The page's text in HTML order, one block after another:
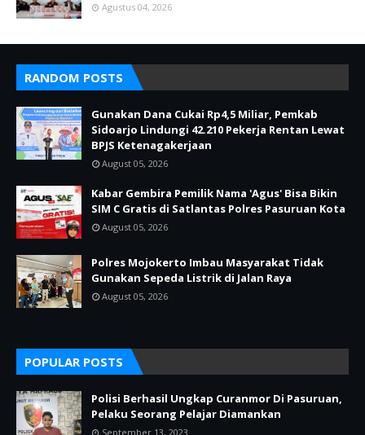
Agustus 04, 2026
RANDOM POSTS
Gunakan Dana Cukai Rp4,5 Miliar, Pemkab
Sidoarjo Lindungi 42.210 Pekerja Rentan Lewat
BPJS Ketenagakerjaan
August 05, 2026
Kabar Gembira Pemilik Nama 'Agus' Bisa Bikin
SIM C Gratis di Satlantas Polres Pasuruan Kota
August 05, 2026
Polres Mojokerto Imbau Masyarakat Tidak
Gunakan Sepeda Listrik di Jalan Raya
August 05, 2026
POPULAR POSTS
Polisi Berhasil Ungkap Curanmor Di Pasuruan,
Pelaku Seorang Pelajar Diamankan
September 13, 2023